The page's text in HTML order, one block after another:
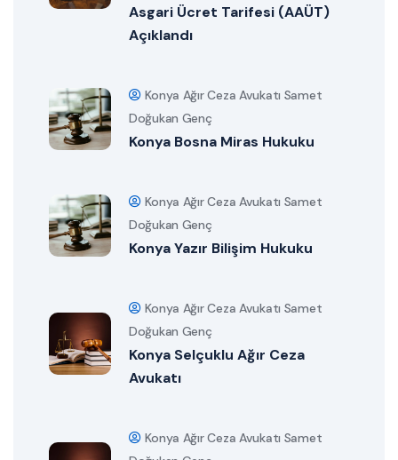
Asgari Ücret Tarifesi (AAÜT)
Açıklandı
Konya Ağır Ceza Avukatı Samet
Doğukan Genç
Konya Bosna Miras Hukuku
Konya Ağır Ceza Avukatı Samet
Doğukan Genç
Konya Yazır Bilişim Hukuku
Konya Ağır Ceza Avukatı Samet
Doğukan Genç
Konya Selçuklu Ağır Ceza
Avukatı
Konya Ağır Ceza Avukatı Samet